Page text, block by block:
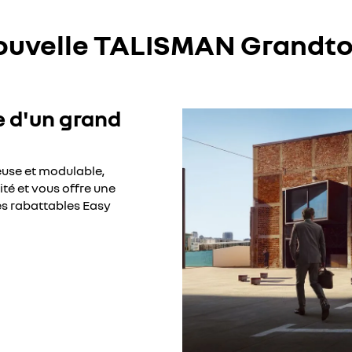
TALISMAN
d'un grand
et modulable,
et vous offre une
rabattables Easy